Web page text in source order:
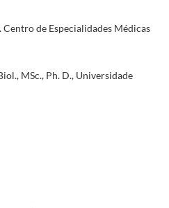
de Especialidades Médicas
MSc., Ph. D., Universidade